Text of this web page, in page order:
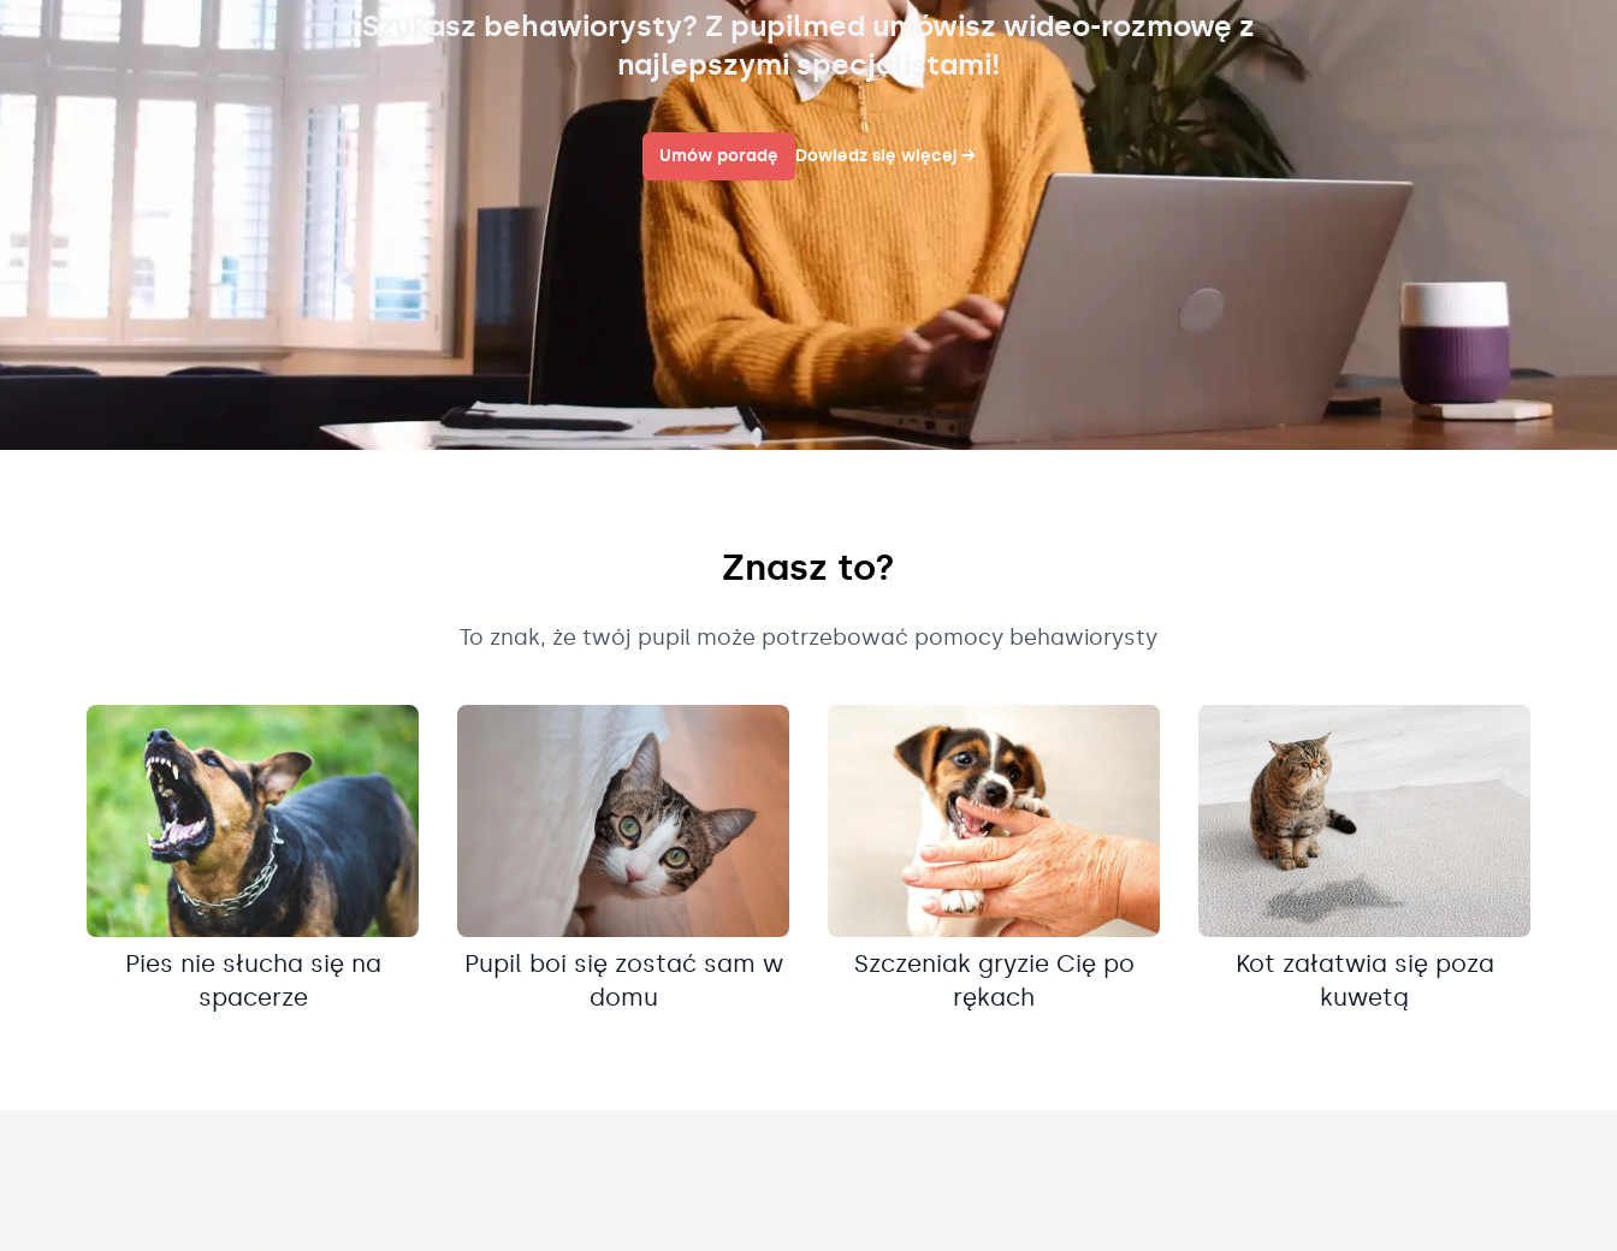
Szukasz behawiorysty? Z pupilmed umówisz wideo-rozmowę z
najlepszymi specjalistami!
Umów poradę Dowiedz się więcej →
Znasz to?
To znak, że twój pupil może potrzebować pomocy behawiorysty
Pies nie słucha się na
spacerze
Pupil boi się zostać sam w
domu
Szczeniak gryzie Cię po
rękach
Kot załatwia się poza
kuwetą